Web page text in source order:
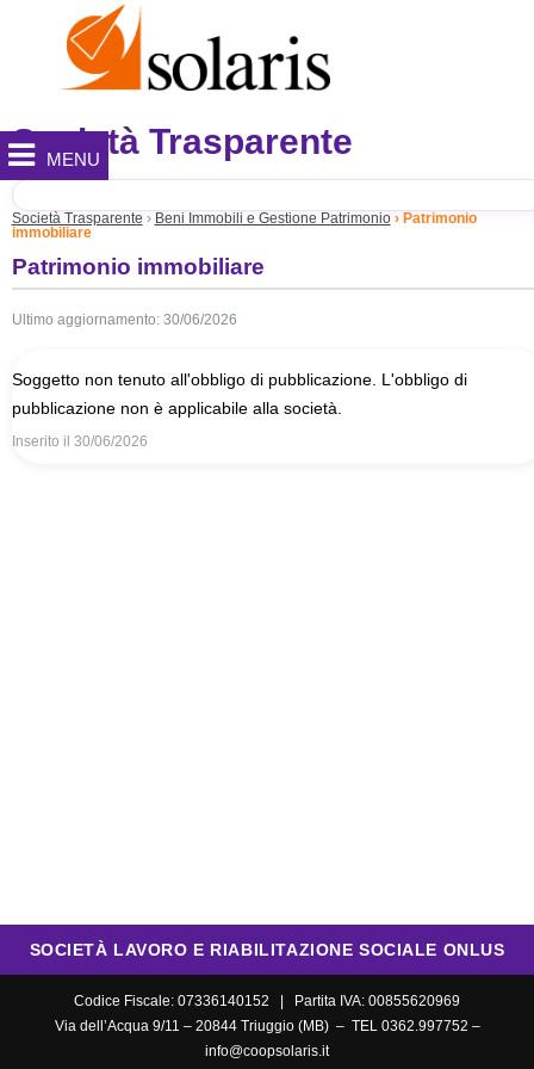
MENU
Società Trasparente
Società Trasparente Beni Immobili e Gestione Patrimonio
Patrimonio
immobiliare
Patrimonio immobiliare
Ultimo aggiornamento: 30/06/2026
Soggetto non tenuto all'obbligo di pubblicazione. L'obbligo di
pubblicazione non è applicabile alla società.
Inserito il 30/06/2026
SOCIETÀ LAVORO E RIABILITAZIONE SOCIALE ONLUS
Codice Fiscale: 07336140152 | Partita IVA: 00855620969
Via dell’Acqua 9/11 – 20844 Triuggio (MB) – TEL 0362.997752 –
info@coopsolaris.it